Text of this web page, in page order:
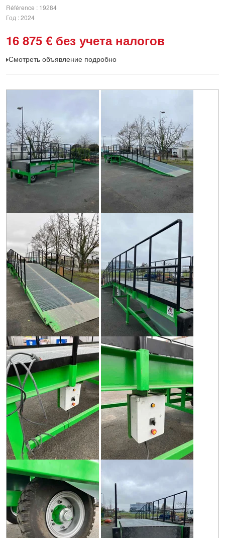
Référence
19284
Год 2024
16 875 € без учета налогов
Смотреть объявление подробно